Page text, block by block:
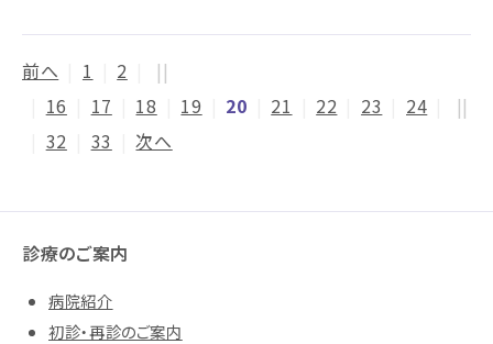
前へ 1 2
||
16 17 18 19 20 21 22 23 24
||
32 33 次へ
診療のご案内
病院紹介
初診・再診のご案内